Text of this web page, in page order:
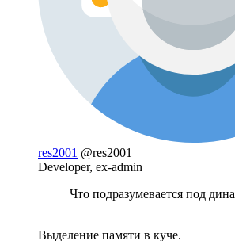
res2001 @res2001
Developer, ex-admin
Что подразумевается под
Выделение памяти в куче.